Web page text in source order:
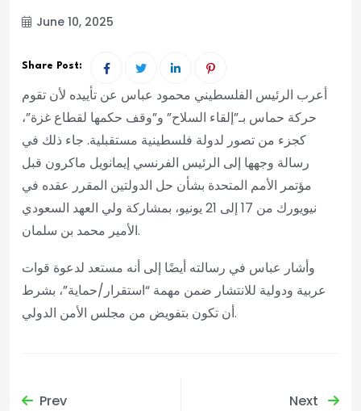
June 10, 2025
Share Post:
أعرب الرئيس الفلسطيني محمود عباس عن تأييده لأن تقوم
حركة حماس بـ”إلقاء السلاح” و”وقف حكمها لقطاع غزة”،
كجزء من تصور لدولة فلسطينية مستقبلية. جاء ذلك في
رسالة وجهها إلى الرئيس الفرنسي إيمانويل ماكرون قبل
مؤتمر الأمم المتحدة بشأن حل الدولتين المقرر عقده في
نيويورك من 17 إلى 21 يونيو، بمشاركة ولي العهد السعودي
الأمير محمد بن سلمان.
وأشار عباس في رسالته أيضًا إلى أنه مستعد لدعوة قوات
عربية ودولية للانتشار ضمن مهمة “استقرار/حماية”، بشرط
أن تكون بتفويض من مجلس الأمن الدولي.
Prev Next